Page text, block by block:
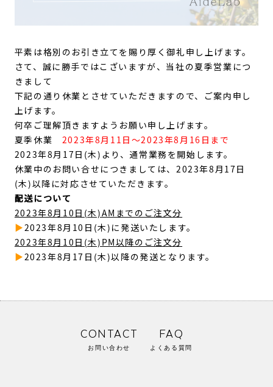
平素は格別のお引き立てを賜り厚く御礼申し上げます。
さて、誠に勝手ではこざいますが、当社の夏季営業につ
きまして
下記の通り休業とさせていただきますので、ご案内申し
上げます。
何卒ご理解頂きますようお願い申し上げます。
夏季休業 2023年8月11日～2023年8月16日まで
2023年8月17日(木)より、通常業務を開始します。
休業中のお問い合せにつきましては、2023年8月17日
(木)以降に対応させていただきます。
配送について
2023年8月10日(木)AMまでのご注文分
▶2023年8月10日(木)に発送いたします。
2023年8月10日(木)PM以降のご注文分
▶2023年8月17日(木)以降の発送となります。
CONTACT
お問い合わせ
FAQ
よくある質問